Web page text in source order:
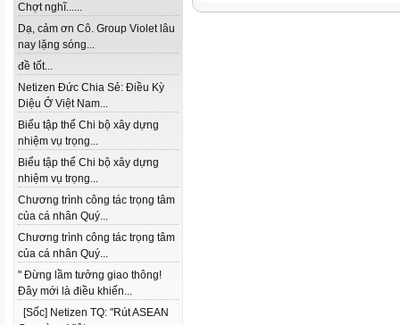
Chợt nghĩ......
Dạ, cảm ơn Cô. Group Violet lâu
nay lặng sóng...
đề tốt...
Netizen Đức Chia Sẻ: Điều Kỳ
Diệu Ở Việt Nam...
Biểu tập thể Chi bộ xây dựng
nhiệm vụ trọng...
Biểu tập thể Chi bộ xây dựng
nhiệm vụ trọng...
Chương trình công tác trọng tâm
của cá nhân Quý...
Chương trình công tác trọng tâm
của cá nhân Quý...
" Đừng lầm tưởng giao thông!
Đây mới là điều khiến...
[Sốc] Netizen TQ: "Rút ASEAN